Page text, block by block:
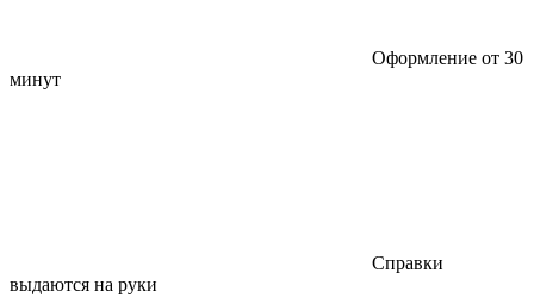
Оформление от 30
минут
Справки
выдаются на руки